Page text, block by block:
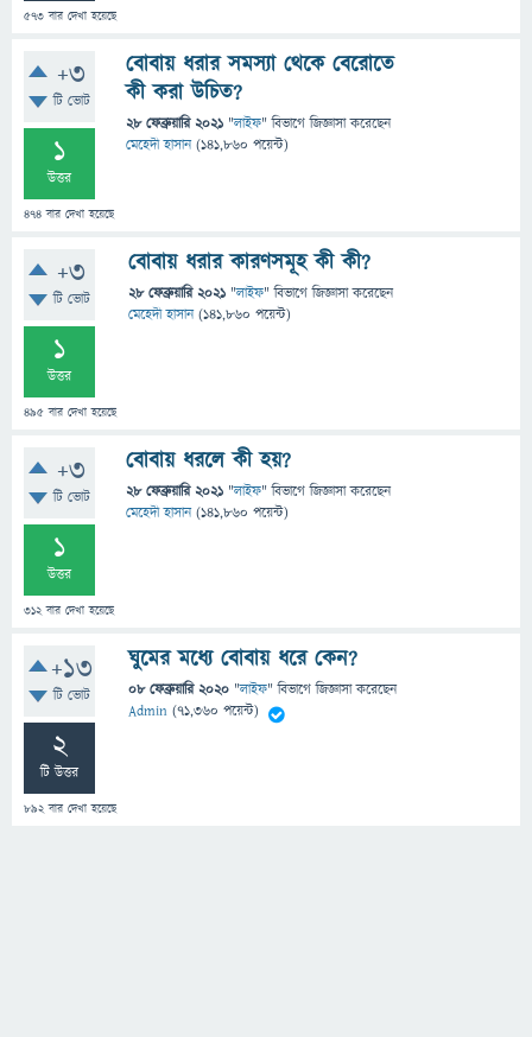
573 বার দেখা হয়েছে
+3
টি ভোট
1
উত্তর
474 বার দেখা হয়েছে
বোবায় ধরার সমস্যা থেকে বেরোতে
কী করা উচিত?
28 ফেব্রুয়ারি 2021 "লাইফ" বিভাগে জিজ্ঞাসাকরেছেন
মেহেদী হাসান (141,860 পয়েন্ট)
+3
টি ভোট
1
উত্তর
495 বার দেখা হয়েছে
বোবায় ধরার কারণসমূহ কী কী?
28 ফেব্রুয়ারি 2021 "লাইফ" বিভাগে জিজ্ঞাসাকরেছেন
মেহেদী হাসান (141,860 পয়েন্ট)
+3
টি ভোট
1
উত্তর
312বার দেখা হয়েছে
বোবায় ধরলে কী হয়?
28 ফেব্রুয়ারি 2021 "লাইফ" বিভাগে জিজ্ঞাসাকরেছেন
মেহেদী হাসান (141,860 পয়েন্ট)
+13
টি ভোট
2
টি উত্তর
892বার দেখা হয়েছে
ঘুমের মধ্যে বোবায় ধরে কেন?
08 ফেব্রুয়ারি 2020 "লাইফ" বিভাগে জিজ্ঞাসাকরেছেন
Admin (71,360 পয়েন্ট)